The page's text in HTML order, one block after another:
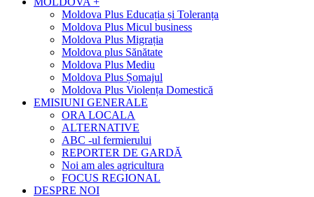
Moldova Plus Educația și Toleranța
Moldova Plus Micul business
Moldova Plus Migrația
Moldova plus Sănătate
Moldova Plus Mediu
Moldova Plus Șomajul
Moldova Plus Violența Domestică
EMISIUNI GENERALE
ORA LOCALA
ALTERNATIVE
ABC -ul fermierului
REPORTER DE GARDĂ
Noi am ales agricultura
FOCUS REGIONAL
DESPRE NOI